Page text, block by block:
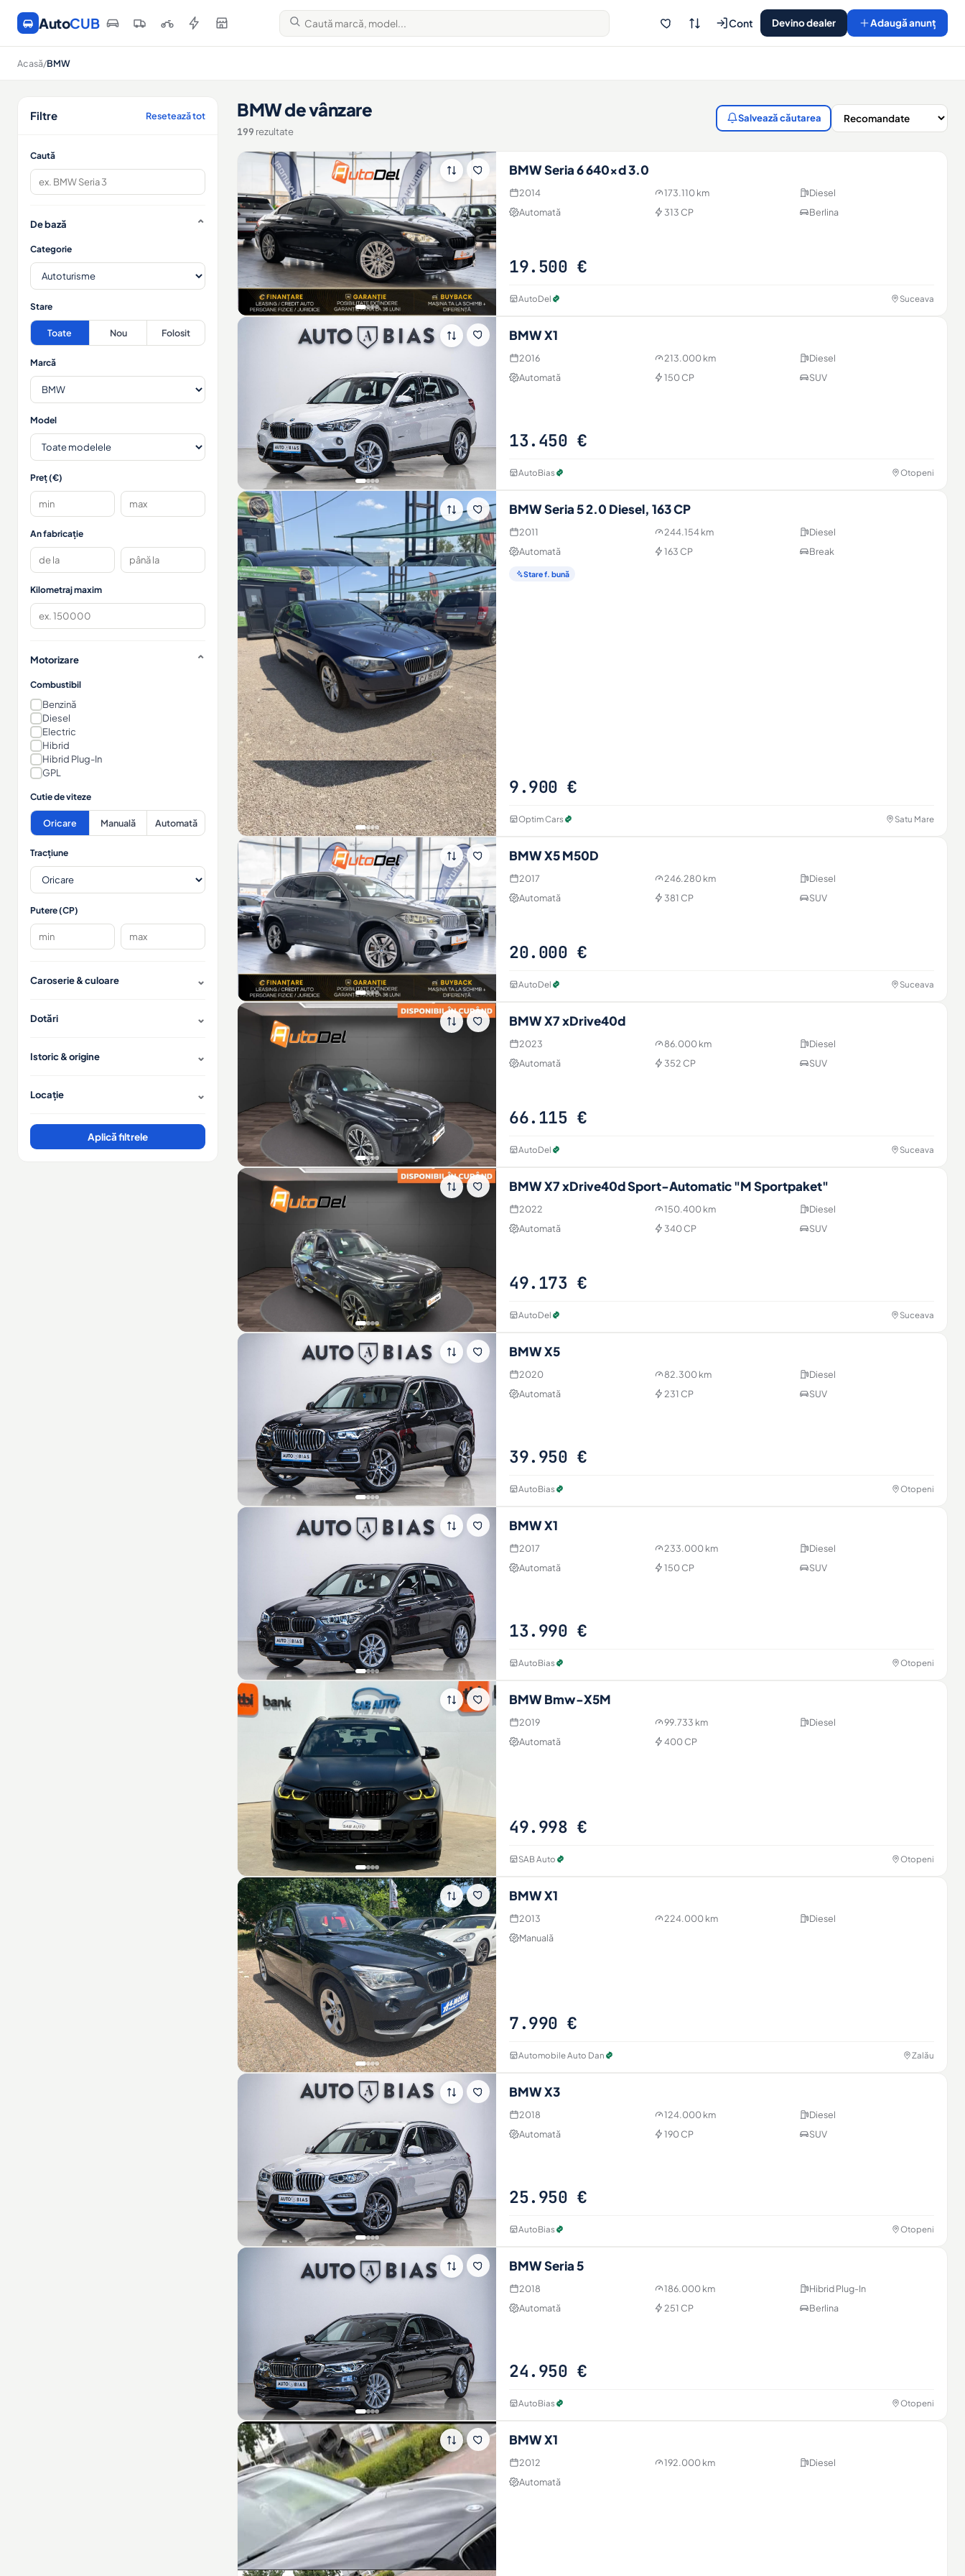
AutoCUB Cont Devino dealer Adaugă anunț
Acasă/BMW
Filtre Resetează tot
Caută
De bază
Categorie
Stare
Toate Nou Folosit
Marcă
Model
Preț (€)
An fabricație
Kilometraj maxim
Motorizare
Combustibil
Benzină
Diesel
Electric
Hibrid
Hibrid Plug-In
GPL
Cutie de viteze
Oricare Manuală Automată
Tracțiune
Putere (CP)
Caroserie & culoare
Dotări
Istoric & origine
Locație
Aplică filtrele
BMW de vânzare
199 rezultate
Salvează căutarea
BMW Seria 6 640xd 3.0
2014 173.110 km
Diesel
Automată
313 CP Berlina
19.500 €
AutoDel Suceava
BMW X1
2016 213.000 km
Diesel
Automată
150 CP SUV
13.450 €
AutoBias Otopeni
BMW Seria 5 2.0 Diesel, 163 CP
2011 244.154 km
Diesel
Automată
163 CP Break
Stare f. bună
9.900 €
Optim Cars Satu Mare
BMW X5 M50D
2017 246.280 km
Diesel
Automată
381 CP SUV
20.000 €
AutoDel Suceava
BMW X7 xDrive40d
2023 86.000 km
Diesel
Automată
352 CP SUV
66.115 €
AutoDel Suceava
BMW X7 xDrive40d Sport-Automatic "M Sportpaket"
2022 150.400 km
Diesel
Automată
340 CP SUV
49.173 €
AutoDel Suceava
BMW X5
2020 82.300 km
Diesel
Automată
231 CP SUV
39.950 €
AutoBias Otopeni
BMW X1
2017 233.000 km
Diesel
Automată
150 CP SUV
13.990 €
AutoBias Otopeni
BMW Bmw-X5M
2019 99.733 km
Diesel
Automată
400 CP
49.998 €
SAB Auto Otopeni
BMW X1
2013 224.000 km
Diesel
Manuală
7.990 €
Automobile Auto Dan Zalău
BMW X3
2018 124.000 km
Diesel
Automată
190 CP SUV
25.950 €
AutoBias Otopeni
BMW Seria 5
2018 186.000 km
Hibrid Plug-In
Automată
251 CP Berlina
24.950 €
AutoBias Otopeni
BMW X1
2012 192.000 km
Diesel
Automată